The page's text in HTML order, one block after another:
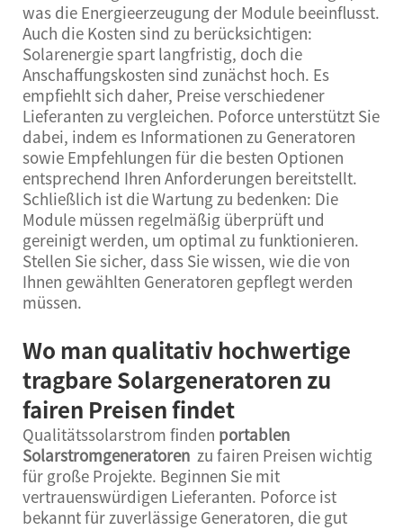
was die Energieerzeugung der Module beeinflusst.
Auch die Kosten sind zu berücksichtigen:
Solarenergie spart langfristig, doch die
Anschaffungskosten sind zunächst hoch. Es
empfiehlt sich daher, Preise verschiedener
Lieferanten zu vergleichen. Poforce unterstützt Sie
dabei, indem es Informationen zu Generatoren
sowie Empfehlungen für die besten Optionen
entsprechend Ihren Anforderungen bereitstellt.
Schließlich ist die Wartung zu bedenken: Die
Module müssen regelmäßig überprüft und
gereinigt werden, um optimal zu funktionieren.
Stellen Sie sicher, dass Sie wissen, wie die von
Ihnen gewählten Generatoren gepflegt werden
müssen.
Wo man qualitativ hochwertige
tragbare Solargeneratoren zu
fairen Preisen findet
Qualitätssolarstrom finden portablen
Solarstromgeneratoren zu fairen Preisen wichtig
für große Projekte. Beginnen Sie mit
vertrauenswürdigen Lieferanten. Poforce ist
bekannt für zuverlässige Generatoren, die gut